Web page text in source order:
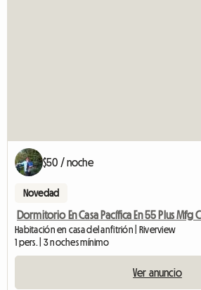
$50 / noche
Novedad
Dormitorio En Casa Pacífica En 55 Plus Mfg
Habitación en casa del anfitrión | Riverview
1 pers. | 3 noches mínimo
Ver anuncio